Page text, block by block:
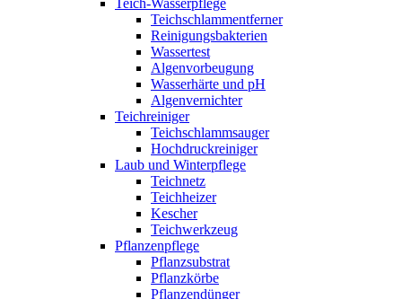
Teich-Wasserpflege
Teichschlammentferner
Reinigungsbakterien
Wassertest
Algenvorbeugung
Wasserhärte und pH
Algenvernichter
Teichreiniger
Teichschlammsauger
Hochdruckreiniger
Laub und Winterpflege
Teichnetz
Teichheizer
Kescher
Teichwerkzeug
Pflanzenpflege
Pflanzsubstrat
Pflanzkörbe
Pflanzendünger